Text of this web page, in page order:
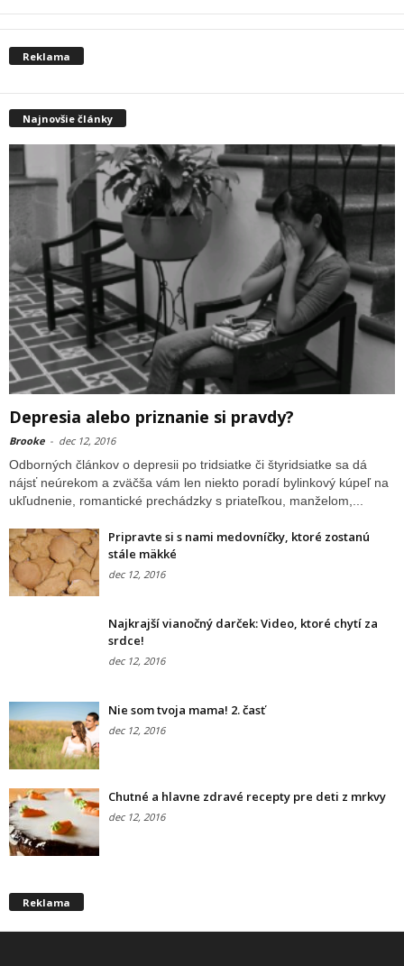
Reklama
Najnovšie články
Depresia alebo priznanie si pravdy?
Brooke - dec 12, 2016
Odborných článkov o depresii po tridsiatke či štyridsiatke sa dá
nájsť neúrekom a zväčša vám len niekto poradí bylinkový kúpeľ na
ukľudnenie, romantické prechádzky s priateľkou, manželom,...
Pripravte si s nami medovníčky, ktoré zostanú
stále mäkké
dec 12, 2016
Najkrajší vianočný darček: Video, ktoré chytí za
srdce!
dec 12, 2016
Nie som tvoja mama! 2. časť
dec 12, 2016
Chutné a hlavne zdravé recepty pre deti z mrkvy
dec 12, 2016
Reklama